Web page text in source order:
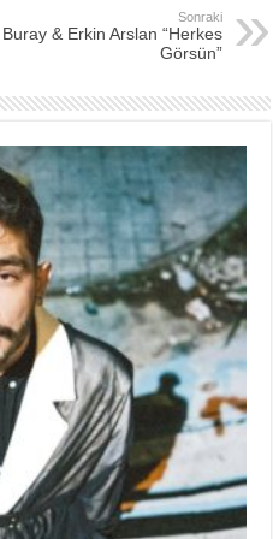
Sonraki
Buray & Erkin Arslan “Herkes
Görsün”